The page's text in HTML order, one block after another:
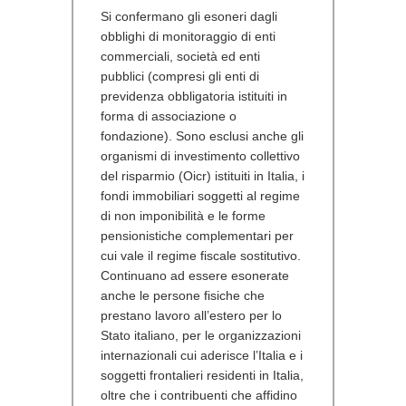
Si confermano gli esoneri dagli
obblighi di monitoraggio di enti
commerciali, società ed enti
pubblici (compresi gli enti di
previdenza obbligatoria istituiti in
forma di associazione o
fondazione). Sono esclusi anche gli
organismi di investimento collettivo
del risparmio (Oicr) istituiti in Italia, i
fondi immobiliari soggetti al regime
di non imponibilità e le forme
pensionistiche complementari per
cui vale il regime fiscale sostitutivo.
Continuano ad essere esonerate
anche le persone fisiche che
prestano lavoro all’estero per lo
Stato italiano, per le organizzazioni
internazionali cui aderisce l’Italia e i
soggetti frontalieri residenti in Italia,
oltre che i contribuenti che affidino